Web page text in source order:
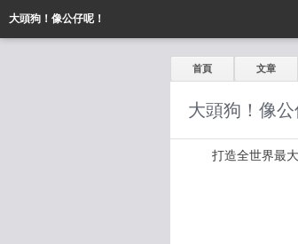
大頭狗！像公仔呢！
首頁 文章
大頭狗！像公
打造全世界最